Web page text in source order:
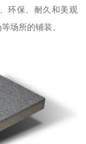
环保、耐久和美观
场所的铺装。